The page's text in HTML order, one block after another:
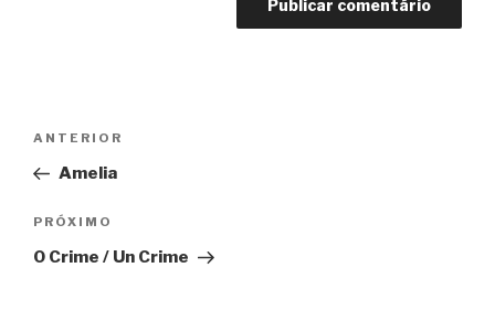
Post
Anterior
ANTERIOR
Amelia
Próximo
PRÓXIMO
O Crime / Un Crime